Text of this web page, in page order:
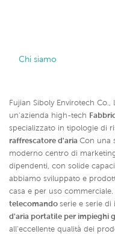
Fujian Siboly Envirotech
un'azienda high-tech
specializzato in tipologie di
raffrescatore d'aria Con una
moderno centro di
dipendenti, con solide
abbiamo sviluppato e
casa e per uso commerciale.
telecomando serie e serie
d'aria portatile per impieghi
all'eccellente qualità dei